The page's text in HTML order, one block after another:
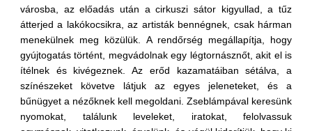
városba, az előadás után a cirkuszi sátor kigyullad, a tűz
átterjed a lakókocsikra, az artisták bennégnek, csak hárman
menekülnek meg közülük. A rendőrség megállapítja, hogy
gyújtogatás történt, megvádolnak egy légtornásznőt, akit el is
ítélnek és kivégeznek. Az erőd kazamatáiban sétálva, a
színészeket követve látjuk az egyes jeleneteket, és a
bűnügyet a nézőknek kell megoldani. Zseblámpával keresünk
nyomokat, találunk leveleket, iratokat, felolvassuk